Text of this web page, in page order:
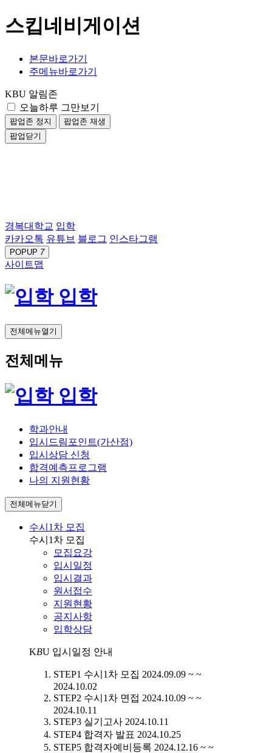
스킵네비게이션
본문바로가기
주메뉴바로가기
KBU 알림존
오늘하루 그만보기
팝업존 정지
팝업존 재생
팝업닫기
경복대학교 입학
카카오톡 유튜브 블로그 인스타그램
POPUP 7
사이트맵
입학
전체메뉴열기
전체메뉴
입학
학과안내
입시드림포인트(가산점)
입시상담 신청
합격예측프로그램
나의 지원현황
전체메뉴닫기
수시1차 모집
수시1차 모집
모집요강
입시일정
입시결과
원서접수
지원현황
공지사항
입학상담
KBU 입시일정 안내
STEP1 수시1차 모집 2024.09.09 ~ ~
2024.10.02
STEP2 수시1차 면접 2024.10.09 ~ ~
2024.10.11
STEP3 실기고사 2024.10.11
STEP4 합격자 발표 2024.10.25
STEP5 합격자예비등록 2024.12.16 ~ ~